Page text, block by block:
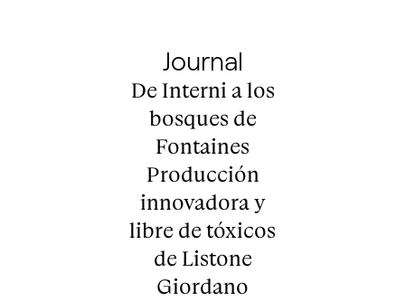
Journal
De Interni a los
bosques de
Fontaines
Producción
innovadora y
libre de tóxicos
de Listone
Giordano